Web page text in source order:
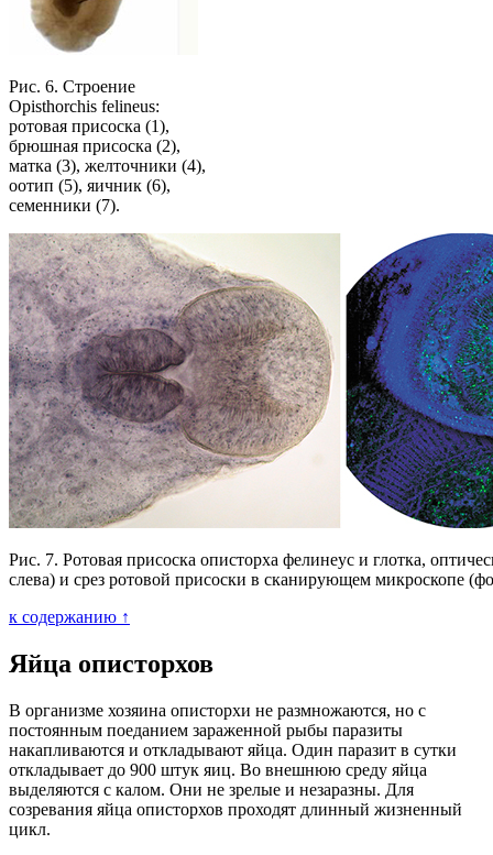
Рис. 6. Строение
Opisthorchis felineus:
ротовая присоска (1),
брюшная присоска (2),
матка (3), желточники (4),
оотип (5), яичник (6),
семенники (7).
Рис. 7. Ротовая присоска описторха фелинеус и глотка,
слева) и срез ротовой присоски в сканирующем микроскопе
к содержанию ↑
Яйца описторхов
В организме хозяина описторхи не размножаются, но с
постоянным поеданием зараженной рыбы паразиты
накапливаются и откладывают яйца. Один паразит в сутки
откладывает до 900 штук яиц. Во внешнюю среду яйца
выделяются с калом. Они не зрелые и незаразны. Для
созревания яйца описторхов проходят длинный жизненный
цикл.